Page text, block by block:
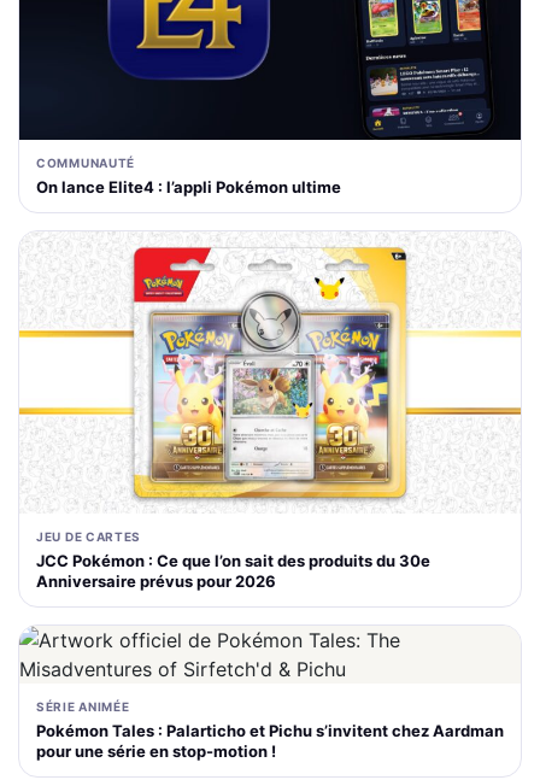
COMMUNAUTÉ
On lance Elite4 : l’appli Pokémon ultime
JEU DE CARTES
JCC Pokémon : Ce que l’on sait des produits du 30e
Anniversaire prévus pour 2026
SÉRIE ANIMÉE
Pokémon Tales : Palarticho et Pichu s’invitent chez Aardman
pour une série en stop-motion !